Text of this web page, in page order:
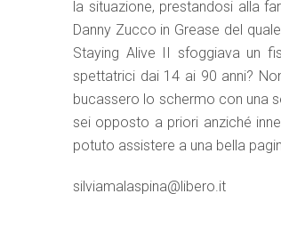
la situazione, prestandosi alla
Danny Zucco in Grease del
Staying Alive II sfoggiava un
spettatrici dai 14 ai 90 anni?
bucassero lo schermo con una
sei opposto a priori anziché
potuto assistere a una bella
silviamalaspina@libero.it